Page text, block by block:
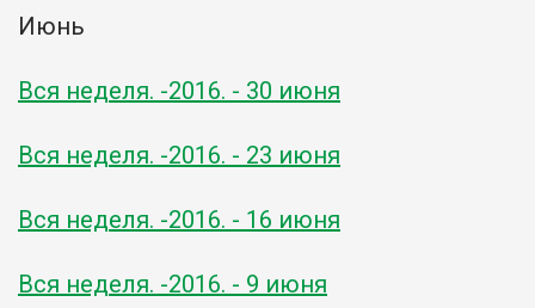
Июнь
Вся неделя. -2016. - 30 июня
Вся неделя. -2016. - 23 июня
Вся неделя. -2016. - 16 июня
Вся неделя. -2016. - 9 июня